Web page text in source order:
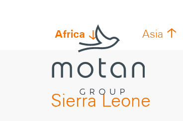
Africa Asia
Sierra Leone